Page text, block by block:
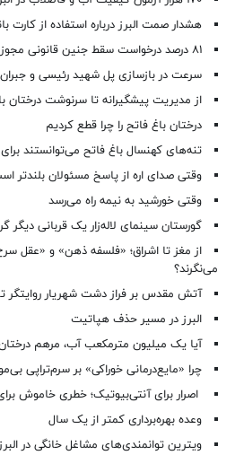
هشدار صمت البرز درباره استفاده از کارت
۸۱ درصد درخواست‌ سقط جنین قانونی مجوز گرفت
سرعت در بازسازی پل شهید رئیسی و
از مدیریت پیشگیرانه تا سرنوشت درختان
درختان باغ فاتح را چرا قطع کردیم
تنه‌های کهنسال باغ فاتح می‌توانستند
وقتی صدای اره از پاسخ مسئولان بلندتر
وقتی خورشید به نیمه راه می‌رسد
گورستان سینمای لاله‌زار یک قربانی دیگر
از مغز تا اشراق؛ «فلسفه ذهن» و «عقل
می‌نگرند؟
آتش مقدس بر فراز دشت شهریار روایتگر
البرز در مسیر حذف هپاتیت
آیا یک میلیون مترمکعب آب، مرهم
چرا «مایع‌درمانی خوراکی» بر سرم‌تراپی
اصرار برای آنتی‌بیوتیک؛ خطری خاموش
وعده بهره‌برداری کمتر از یک سال
ویترین توانمندی‌های مشاغل خانگی در البرز